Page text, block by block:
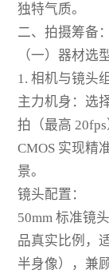
独特气质。
二、拍摄筹备
（一）器材选
1. 相机与镜头
主力机身：选
拍（最高
CMOS 实现精
景。
镜头配置：
50mm 标准镜
品真实比例，
半身像），兼